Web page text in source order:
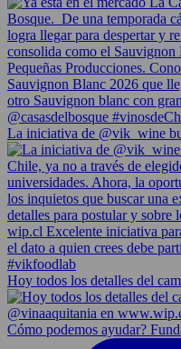
La iniciativa de @vik_wine
Hoy todos los detalles del
Cómo podemos ayudar?